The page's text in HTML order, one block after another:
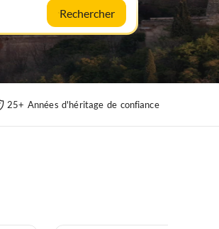
Rechercher
25+ Années d'héritage de confiance